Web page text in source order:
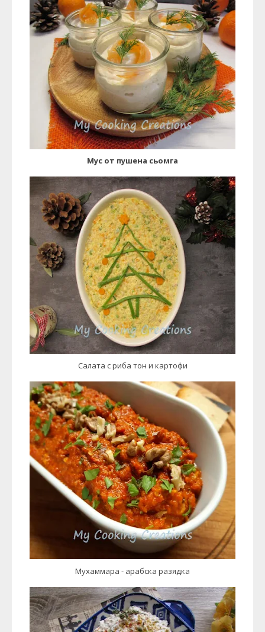
Мус от пушена сьомга
Салата с риба тон и картофи
Мухаммара - арабска разядка